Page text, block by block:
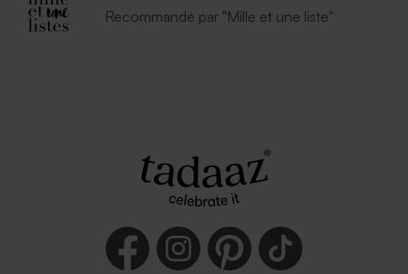
Recommandé par "Mille et une liste"